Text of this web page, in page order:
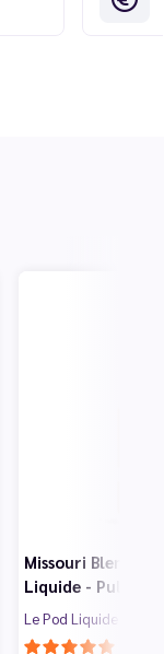
Missouri Blend 10
Liquide - Pulp
Le Pod Liquide